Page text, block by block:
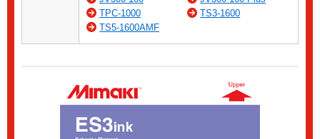
TPC-1000
TS3-1600
TS5-1600AMF